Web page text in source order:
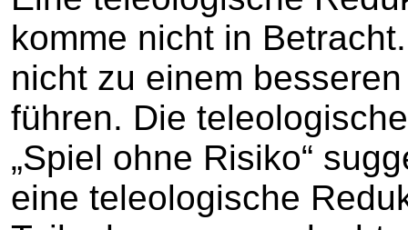
komme nicht in
nicht zu einem
führen. Die
„Spiel ohne Risiko“
eine teleologische